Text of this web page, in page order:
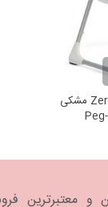
صندلی غذای کودک Zero-3 مشکی
و معتبرترین